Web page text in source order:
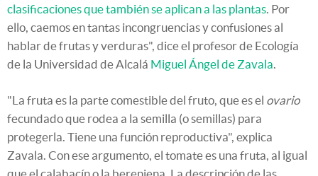
clasificaciones que también se aplican a las plantas. Por
ello, caemos en tantas incongruencias y confusiones al
hablar de frutas y verduras", dice el profesor de Ecología
de la Universidad de Alcalá Miguel Ángel de Zavala.
"La fruta es la parte comestible del fruto, que es el ovario
fecundado que rodea a la semilla (o semillas) para
protegerla. Tiene una función reproductiva", explica
Zavala. Con ese argumento, el tomate es una fruta, al igual